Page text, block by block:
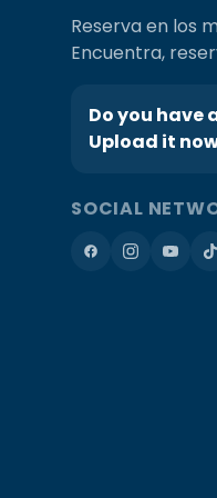
Reserva en los
Encuentra,
Do you have
Upload it
SOCIAL